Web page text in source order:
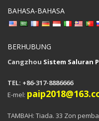
BAHASA-BAHASA
BERHUBUNG
Cangzhou Sistem Saluran
TEL: +86-317-8886666
E-mel:
TAMBAH: Tiada. 33 Zon